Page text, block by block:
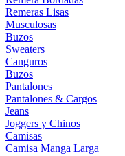
Remeras Lisas
Musculosas
Buzos
Sweaters
Canguros
Buzos
Pantalones
Pantalones & Cargos
Jeans
Joggers y Chinos
Camisas
Camisa Manga Larga